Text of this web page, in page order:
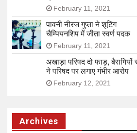
February 11, 2021
पावनी नीरज गुप्ता ने शूटिंग
चैम्पियनशिप में जीता स्वर्ण पदक
February 11, 2021
अखाड़ा परिषद दो फाड़, बैरागियों
ने परिषद पर लगाए गंभीर आरोप
February 12, 2021
Archives